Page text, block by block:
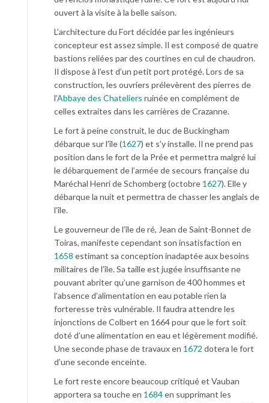
ouvert à la visite à la belle saison.
L’architecture du Fort décidée par les ingénieurs
concepteur est assez simple. Il est composé de quatre
bastions reliées par des courtines en cul de chaudron.
Il dispose à l’est d’un petit port protégé. Lors de sa
construction, les ouvriers prélevèrent des pierres de
l’Abbaye des Chateliers ruinée en complément de
celles extraites dans les carrières de Crazanne.
Le fort à peine construit, le duc de Buckingham
débarque sur l’île (1627) et s’y installe. Il ne prend pas
position dans le fort de la Prée et permettra malgré lui
le débarquement de l’armée de secours française du
Maréchal Henri de Schomberg (octobre 1627). Elle y
débarque la nuit et permettra de chasser les anglais de
l’île.
Le gouverneur de l’île de ré, Jean de Saint-Bonnet de
Toiras, manifeste cependant son insatisfaction en
1658 estimant sa conception inadaptée aux besoins
militaires de l’île. Sa taille est jugée insuffisante ne
pouvant abriter qu’une garnison de 400 hommes et
l’absence d’alimentation en eau potable rien la
forteresse très vulnérable. Il faudra attendre les
injonctions de Colbert en 1664 pour que le fort soit
doté d’une alimentation en eau et légèrement modifié.
Une seconde phase de travaux en 1672 dotera le fort
d’une seconde enceinte.
Le fort reste encore beaucoup critiqué et Vauban
apportera sa touche en 1684en supprimant les